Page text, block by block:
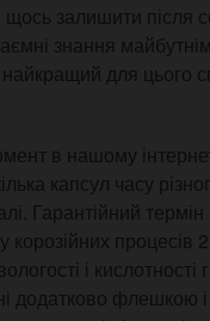
залишити після
знання
найкращий для цього
в нашому
капсул часу
Гарантійний
корозійних процесів
і кислотності
додатково флешкою